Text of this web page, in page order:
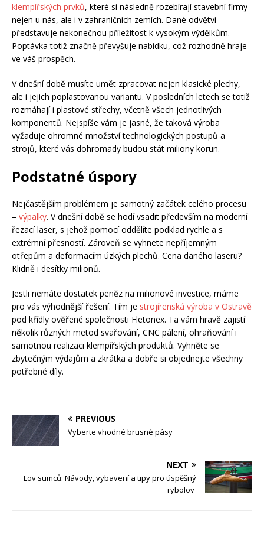
klempířských prvků, které si následně rozebírají stavební firmy
nejen u nás, ale i v zahraničních zemích. Dané odvětví
představuje nekonečnou příležitost k vysokým výdělkům.
Poptávka totiž značně převyšuje nabídku, což rozhodně hraje
ve váš prospěch.
V dnešní době musíte umět zpracovat nejen klasické plechy,
ale i jejich poplastovanou variantu. V posledních letech se totiž
rozmáhají i plastové střechy, včetně všech jednotlivých
komponentů. Nejspíše vám je jasné, že taková výroba
vyžaduje ohromné množství technologických postupů a
strojů, které vás dohromady budou stát miliony korun.
Podstatné úspory
Nejčastějším problémem je samotný začátek celého procesu
– výpalky. V dnešní době se hodí vsadit především na moderní
řezací laser, s jehož pomocí oddělíte podklad rychle a s
extrémní přesností. Zároveň se vyhnete nepříjemným
otřepům a deformacím úzkých plechů. Cena daného laseru?
Klidně i desítky milionů.
Jestli nemáte dostatek peněz na milionové investice, máme
pro vás výhodnější řešení. Tím je strojírenská výroba v Ostravě
pod křídly ověřené společnosti Fletonex. Ta vám hravě zajistí
několik různých metod svařování, CNC pálení, ohraňování i
samotnou realizaci klempířských produktů. Vyhněte se
zbytečným výdajům a zkrátka a dobře si objednejte všechny
potřebné díly.
PREVIOUS
Vyberte vhodné brusné pásy
NEXT
Lov sumců: Návody, vybavení a tipy pro úspěšný
rybolov